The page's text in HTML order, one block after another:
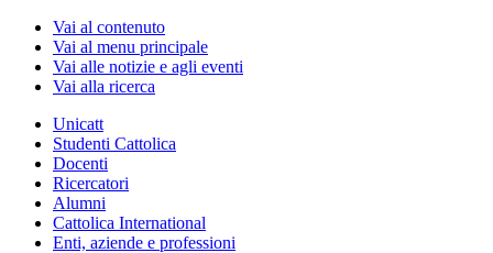
Vai al contenuto
Vai al menu principale
Vai alle notizie e agli eventi
Vai alla ricerca
Unicatt
Studenti Cattolica
Docenti
Ricercatori
Alumni
Cattolica International
Enti, aziende e professioni